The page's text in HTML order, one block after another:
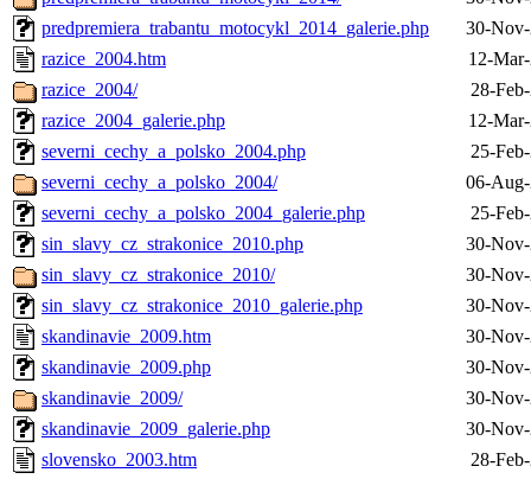
predpremiera_trabantu_motocykl_2014_galerie.php
30-
razice_2004.htm
12-
razice_2004/
28-
razice_2004_galerie.php
12-
severni_cechy_a_polsko_2004.php
25-
severni_cechy_a_polsko_2004/
06-
severni_cechy_a_polsko_2004_galerie.php
25-
sin_slavy_cz_strakonice_2010.php
30-
sin_slavy_cz_strakonice_2010/
30-
sin_slavy_cz_strakonice_2010_galerie.php
30-
skandinavie_2009.htm
30-
skandinavie_2009.php
30-
skandinavie_2009/
30-
skandinavie_2009_galerie.php
30-
slovensko_2003.htm
28-